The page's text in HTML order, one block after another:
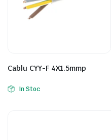
Cablu CYY-F 4X1.5mmp
In Stoc